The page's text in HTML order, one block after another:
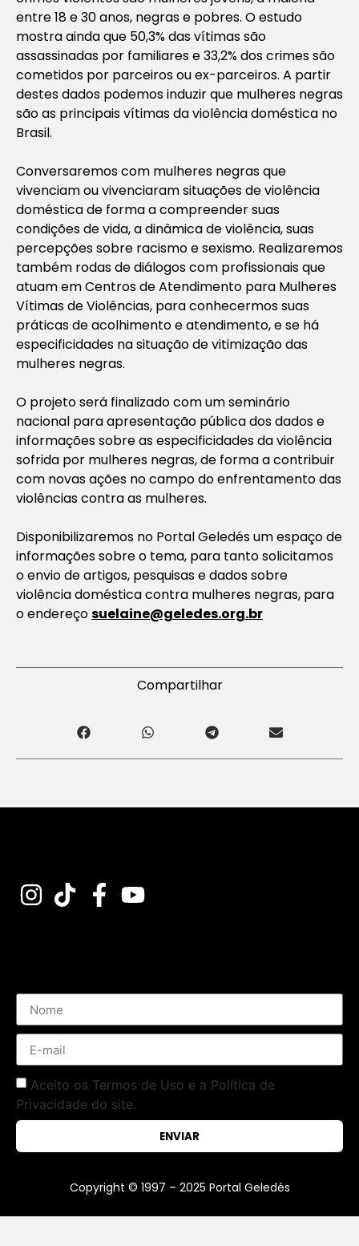
entre 18 e 30 anos, negras e pobres. O estudo
mostra ainda que 50,3% das vítimas são
assassinadas por familiares e 33,2% dos crimes são
cometidos por parceiros ou ex-parceiros. A partir
destes dados podemos induzir que mulheres negras
são as principais vítimas da violência doméstica no
Brasil.
Conversaremos com mulheres negras que
vivenciam ou vivenciaram situações de violência
doméstica de forma a compreender suas
condições de vida, a dinâmica de violência, suas
percepções sobre racismo e sexismo. Realizaremos
também rodas de diálogos com profissionais que
atuam em Centros de Atendimento para Mulheres
Vítimas de Violências, para conhecermos suas
práticas de acolhimento e atendimento, e se há
especificidades na situação de vitimização das
mulheres negras.
O projeto será finalizado com um seminário
nacional para apresentação pública dos dados e
informações sobre as especificidades da violência
sofrida por mulheres negras, de forma a contribuir
com novas ações no campo do enfrentamento das
violências contra as mulheres.
Disponibilizaremos no Portal Geledés um espaço de
informações sobre o tema, para tanto solicitamos
o envio de artigos, pesquisas e dados sobre
violência doméstica contra mulheres negras, para
o endereçosuelaine@geledes.org.br
Compartilhar
Aceito os Termos de Uso e a Política de
Privacidade do site.
ENVIAR
Copyright © 1997 – 2025 Portal Geledés